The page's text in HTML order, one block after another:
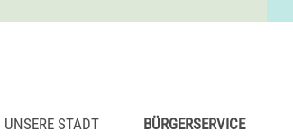
UNSERE STADT BÜRGERSERVICE